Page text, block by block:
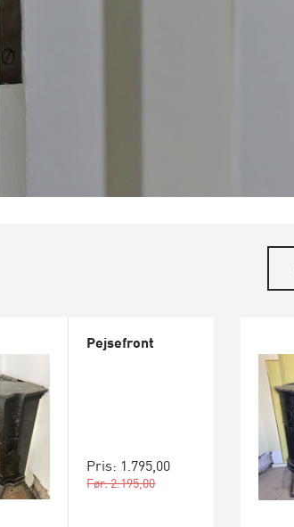
Pejsefront
Pris: 1.795,00
Før: 2.195,00